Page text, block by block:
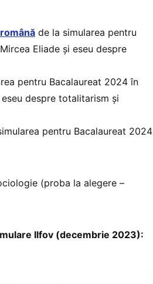
de la simularea pentru
Eliade și eseu despre
pentru Bacalaureat 2024 în
despre totalitarism şi
pentru Bacalaureat 2024
(proba la alegere –
Ilfov (decembrie 2023):